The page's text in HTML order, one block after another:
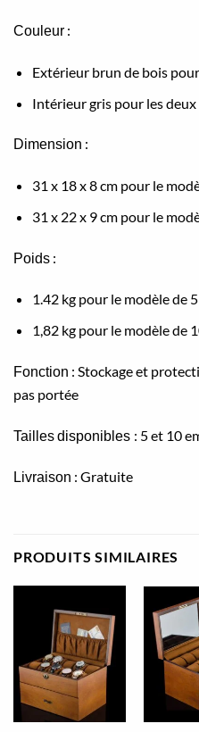
Couleur :
Extérieur brun de bois
Intérieur gris pour les deux
Dimension :
31 x 18 x 8 cm pour le
31 x 22 x 9 cm pour le
Poids :
1.42 kg pour le modèle de
1,82 kg pour le modèle de
Fonction : Stockage et
pas portée
Taillesdisponibles : 5 et 10
Livraison : Gratuite
PRODUITS SIMILAIRES